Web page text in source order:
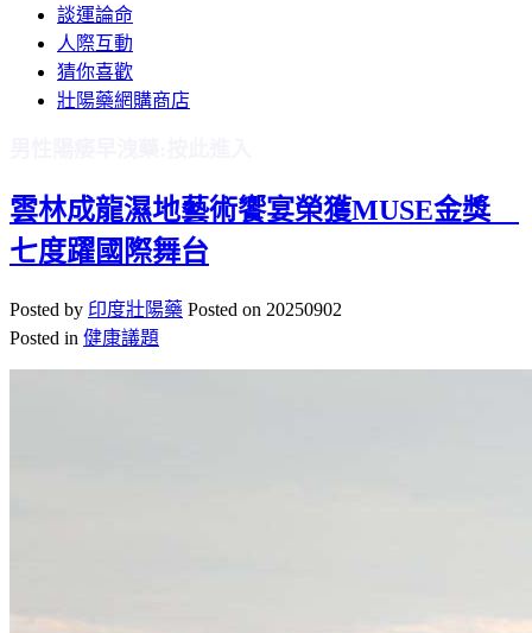
談運論命
人際互動
猜你喜歡
壯陽藥網購商店
雲林成龍濕地藝術饗宴榮獲MUSE金獎
七度躍國際舞台
Posted by 印度壯陽藥 Posted on 20250902
Posted in 健康議題